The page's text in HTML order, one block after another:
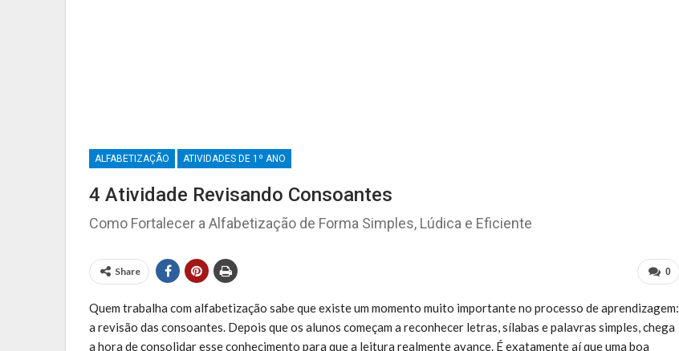
ALFABETIZAÇÃO ATIVIDADES DE 1º ANO
4 Atividade Revisando Consoantes
Como Fortalecer a Alfabetização de Forma Simples, Lúdica e Eficiente
0
Share
Quem trabalha com alfabetização sabe que existe um momento muito importante no processo de aprendizagem:
a revisão das consoantes. Depois que os alunos começam a reconhecer letras, sílabas e palavras simples, chega
a hora de consolidar esse conhecimento para que a leitura realmente avance. É exatamente aí que uma boa